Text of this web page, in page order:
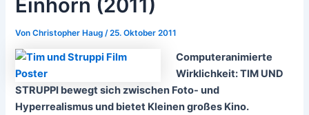
Einhorn (2011)
VonChristopher Haug/25. Oktober 2011
Computeranimierte
Wirklichkeit: TIM UND
STRUPPI bewegt sich zwischen Foto- und
Hyperrealismus und bietet Kleinen großes Kino.